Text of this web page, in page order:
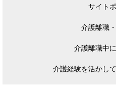
サイト
介護離職
介護離職中
介護経験を活かし